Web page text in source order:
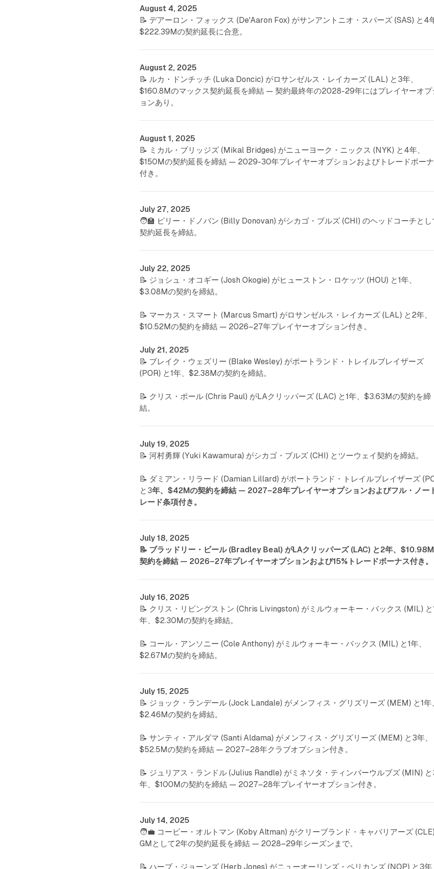
August 4, 2025
📝 デアーロン・フォックス (De'Aaron Fox) がサンアントニオ・スパーズ (SAS) と4
$222.39Mの契約延長に合意。
August 2, 2025
📝 ルカ・ドンチッチ (Luka Doncic) がロサンゼルス・レイカーズ (LAL) と3年、
$160.8Mのマックス契約延長を締結 — 契約最終年の2028-29年にはプレイヤーオプ
ョンあり。
August 1, 2025
📝 ミカル・ブリッジズ (Mikal Bridges) がニューヨーク・ニックス (NYK) と4年、
$150Mの契約延長を締結 — 2029-30年プレイヤーオプションおよびトレードボー
付き。
July 27, 2025
🧑‍🏫 ビリー・ドノバン (Billy Donovan) がシカゴ・ブルズ (CHI) のヘッドコーチとし
契約延長を締結。
July 22, 2025
📝 ジョシュ・オコギー (Josh Okogie) がヒューストン・ロケッツ (HOU) と1年、
$3.08Mの契約を締結。
📝 マーカス・スマート (Marcus Smart) がロサンゼルス・レイカーズ (LAL) と2年、
$10.52Mの契約を締結 — 2026–27年プレイヤーオプション付き。
July 21, 2025
📝 ブレイク・ウェズリー (Blake Wesley) がポートランド・トレイルブレイザーズ
(POR) と1年、$2.38Mの契約を締結。
📝 クリス・ポール (Chris Paul) がLAクリッパーズ (LAC) と1年、$3.63Mの契約を締
結。
July 19, 2025
📝 河村勇輝 (Yuki Kawamura) がシカゴ・ブルズ (CHI) とツーウェイ契約を締結。
📝 ダミアン・リラード (Damian Lillard) がポートランド・トレイルブレイザーズ
と3年、$42Mの契約を締結 — 2027–28年プレイヤーオプションおよびフル・ノー
レード条項付き。
July 18, 2025
📝 ブラッドリー・ビール (Bradley Beal) がLAクリッパーズ (LAC) と2年、
契約を締結 — 2026–27年プレイヤーオプションおよび15%トレードボーナス付き。
July 16, 2025
📝 クリス・リビングストン (Chris Livingston) がミルウォーキー・バックス (MIL) と
年、$2.30Mの契約を締結。
📝 コール・アンソニー (Cole Anthony) がミルウォーキー・バックス (MIL) と1年、
$2.67Mの契約を締結。
July 15, 2025
📝 ジョック・ランデール (Jock Landale) がメンフィス・グリズリーズ (MEM) と1年
$2.46Mの契約を締結。
📝 サンティ・アルダマ (Santi Aldama) がメンフィス・グリズリーズ (MEM) と3年、
$52.5Mの契約を締結 — 2027–28年クラブオプション付き。
📝 ジュリアス・ランドル (Julius Randle) がミネソタ・ティンバーウルブズ (MIN)
年、$100Mの契約を締結 — 2027–28年プレイヤーオプション付き。
July 14, 2025
🧑‍💼 コービー・オルトマン (Koby Altman) がクリーブランド・キャバリアーズ
GMとして2年の契約延長を締結 — 2028–29年シーズンまで。
📝 ハーブ・ジョーンズ (Herb Jones) がニューオーリンズ・ペリカンズ (NOP) と3年